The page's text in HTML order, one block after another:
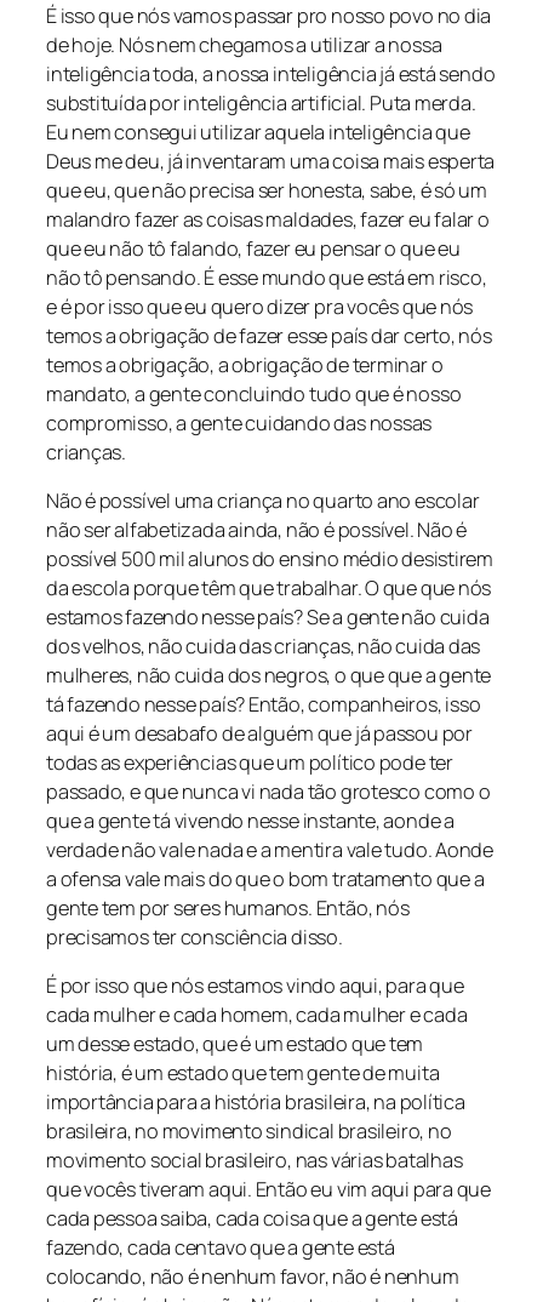
É isso que nós vamos passar pro nosso povo no dia
de hoje. Nós nem chegamos a utilizar a nossa
inteligência toda, a nossa inteligência já está sendo
substituída por inteligência artificial. Puta merda.
Eu nem consegui utilizar aquela inteligência que
Deus me deu, já inventaram uma coisa mais esperta
que eu, que não precisa ser honesta, sabe, é só um
malandro fazer as coisas maldades, fazer eu falar o
que eu não tô falando, fazer eu pensar o que eu
não tô pensando. É esse mundo que está em risco,
e é por isso que eu quero dizer pra vocês que nós
temos a obrigação de fazer esse país dar certo, nós
temos a obrigação, a obrigação de terminar o
mandato, a gente concluindo tudo que é nosso
compromisso, a gente cuidando das nossas
crianças.
Não é possível uma criança no quarto ano escolar
não ser alfabetizada ainda, não é possível. Não é
possível 500 mil alunos do ensino médio desistirem
da escola porque têm que trabalhar. O que que nós
estamos fazendo nesse país? Se a gente não cuida
dos velhos, não cuida das crianças, não cuida das
mulheres, não cuida dos negros, o que que a gente
tá fazendo nesse país? Então, companheiros, isso
aqui é um desabafo de alguém que já passou por
todas as experiências que um político pode ter
passado, e que nunca vi nada tão grotesco como o
que a gente tá vivendo nesse instante, aonde a
verdade não vale nada e a mentira vale tudo. Aonde
a ofensa vale mais do que o bom tratamento que a
gente tem por seres humanos. Então, nós
precisamos ter consciência disso.
É por isso que nós estamos vindo aqui, para que
cada mulher e cada homem, cada mulher e cada
um desse estado, que é um estado que tem
história, é um estado que tem gente de muita
importância para a história brasileira, na política
brasileira, no movimento sindical brasileiro, no
movimento social brasileiro, nas várias batalhas
que vocês tiveram aqui. Então eu vim aqui para que
cada pessoa saiba, cada coisa que a gente está
fazendo, cada centavo que a gente está
colocando, não é nenhum favor, não é nenhum